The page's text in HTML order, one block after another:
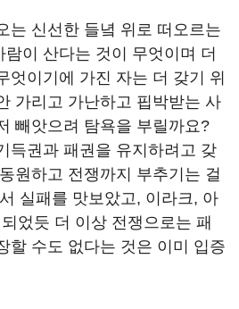
는 신선한 들녘 위로 떠오르는
이 산다는 것이 무엇이며 더
엇이기에 가진 자는 더 갖기 위
가리고 가난하고 핍박받는 사
빼앗으려 탐욕을 부릴까요?
득권과 패권을 유지하려고 갖
원하고 전쟁까지 부추기는 걸
실패를 맛보았고, 이라크, 아
었듯 더 이상 전쟁으로는 패
할 수도 없다는 것은 이미 입증